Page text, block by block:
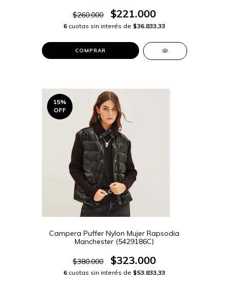
$260.000 $221.000
6 cuotas sin interés de $36.833,33
COMPRAR
15%
OFF
Campera Puffer Nylon Mujer Rapsodia
Manchester (5429186C)
$380.000 $323.000
6 cuotas sin interés de $53.833,33